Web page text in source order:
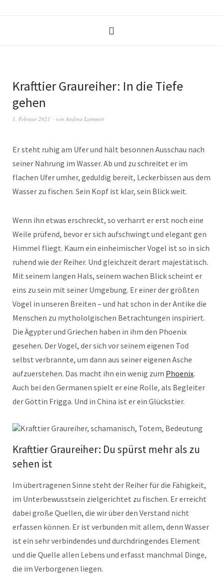
Krafttier Graureiher: In die Tiefe
gehen
1. Februar 2021 von Andrea Lammert
Er steht ruhig am Ufer und hält besonnen Ausschau nach
seiner Nahrung im Wasser. Ab und zu schreitet er im
flachen Ufer umher, geduldig bereit, Leckerbissen aus dem
Wasser zu fischen. Sein Kopf ist klar, sein Blick weit.
Wenn ihn etwas erschreckt, so verharrt er erst noch eine
Weile prüfend, bevor er sich aufschwingt und elegant gen
Himmel fliegt. Kaum ein einheimischer Vogel ist so in sich
ruhend wie der Reiher. Und gleichzeit derart majestätisch.
Mit seinem langen Hals, seinem wachen Blick scheint er
eins zu sein mit seiner Umgebung. Er einer der größten
Vögel in unseren Breiten – und hat schon in der Antike die
Menschen zu mythololgischen Betrachtungen inspiriert.
Die Ägypter und Griechen haben in ihm den Phoenix
gesehen. Der Vogel, der sich vor seinem eigenen Tod
selbst verbrannte, um dann aus seiner eigenen Asche
aufzuerstehen. Das macht ihn ein wenig zum Phoenix.
Auch bei den Germanen spielt er eine Rolle, als Begleiter
der Göttin Frigga. Und in China ist er ein Glückstier.
Krafttier Graureiher: Du spürst mehr als zu
sehen ist
Im übertragenen Sinne steht der Reiher für die Fähigkeit,
im Unterbewusstsein zielgerichtet zu fischen. Er erreicht
dabei große Quellen, die wir über den Verstand nicht
erfassen können. Er ist verbunden mit allem, denn Wasser
ist ein sehr verbindendes und durchdringendes Element
und die Quelle allen Lebens und erfasst manchmal Dinge,
die im Verborgenen liegen.